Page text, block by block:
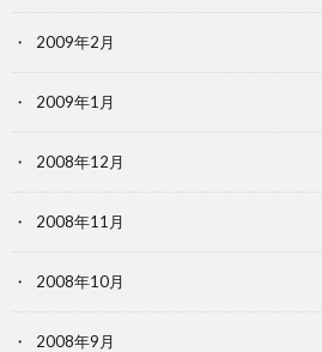
2009年2月
2009年1月
2008年12月
2008年11月
2008年10月
2008年9月